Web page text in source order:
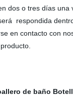
dos o tres días una
respondida
en contacto con
de baño